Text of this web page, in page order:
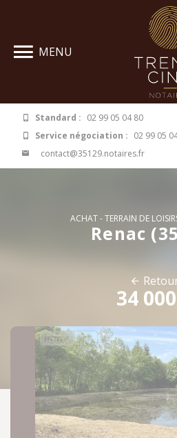
MENU
Standard : 02 99 05 04 80
Service négociation : 02 99 05
contact@35129.notaires.fr
ACHAT TERRAIN DE
Renac
34
Panneau de gestion des cookies